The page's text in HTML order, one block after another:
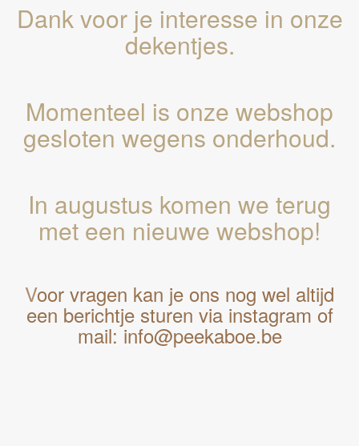
Dank voor je interesse in onze
dekentjes.
Momenteel is onze webshop
gesloten wegens onderhoud.
In augustus komen we terug
met een nieuwe webshop!
Voor vragen kan je ons nog wel altijd
een berichtje sturen via instagram of
mail: info@peekaboe.be